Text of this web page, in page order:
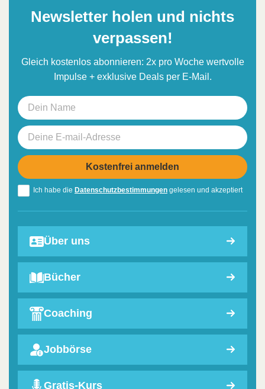
Newsletter holen und nichts
verpassen!
Gleich kostenlos abonnieren: 2x pro Woche wertvolle
Impulse + exklusive Deals per E-Mail.
Ich habe die Datenschutzbestimmungen gelesen und akzeptiert
Über uns
Bücher
Coaching
Jobbörse
Gratis-Kurs